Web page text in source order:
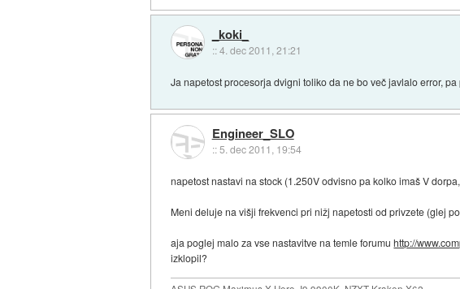
_koki_
::4. dec 2011, 21:21
Ja napetost procesorja dvigni toliko da ne bo več javlalo error,
Engineer_SLO
::5. dec 2011, 19:54
napetost nastavi na stock (1.250V odvisno pa kolko imaš V
Meni deluje na višji frekvenci pri nižj napetosti od privzete (glej
aja poglej malo za vse nastavitve na temle forumuhttp://
izklopil?